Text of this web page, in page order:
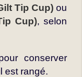
Tip Cup)ou
Cup), selon
conserver
est rangé.